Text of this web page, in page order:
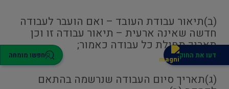
(ב)תיאור עבודת העובד – ואם הועבר לעבודה
חדשה שאינה ארעית – תיאור עבודה זו וכן
תאריך תחילת כל עבודה כאמור;
(ג)תאריך סיום העבודה שנרשמה בהתאם
חפשו מומחה דעו את החוק